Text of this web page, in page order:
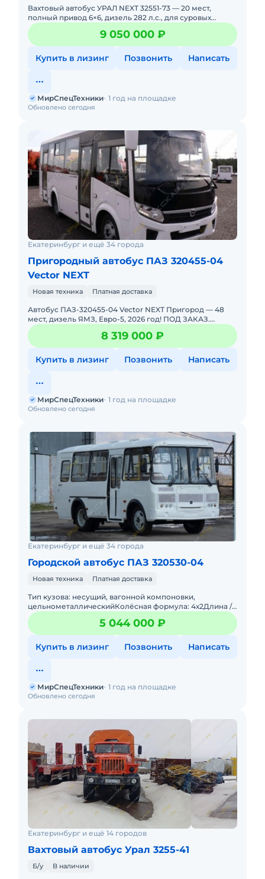
Вахтовый автобус УРАЛ NEXT 32551-73 — 20 мест,
полный привод 6×6, дизель 282 л.с., для суровых
условий! ПОД ЗАКАЗ. НОВЫЙ. Можно в ЛИЗИНГ. Цена
С НД
9 050 000 ₽
Купить в лизинг Позвонить Написать
Обновлено сегодня
МирСпецТехники 1 год на площадке
Екатеринбург и ещё 34 города
Пригородный автобус ПАЗ 320455-04
Vector NEXT
Новая техника Платная доставка
Автобус ПАЗ-320455-04 Vector NEXT Пригород — 48
мест, дизель ЯМЗ, Евро-5, 2026 год! ПОД ЗАКАЗ.
НОВЫЙ. Можно в ЛИЗИНГ. Цена С НДС.Основные
параметры:Мест о
8 319 000 ₽
Купить в лизинг Позвонить Написать
Обновлено сегодня
МирСпецТехники 1 год на площадке
Екатеринбург и ещё 34 города
Городской автобус ПАЗ 320530-04
Новая техника Платная доставка
Тип кузова: несущий, вагонной компоновки,
цельнометаллическийКолёсная формула: 4х2Длина /
Ширина / Высота, мм: 7000 / 2500 /2960 Высота потолка
в салоне, мм: 19
5 044 000 ₽
Купить в лизинг Позвонить Написать
Обновлено сегодня
МирСпецТехники 1 год на площадке
Екатеринбург и ещё 14 городов
Вахтовый автобус Урал 3255-41
Б/у В наличии